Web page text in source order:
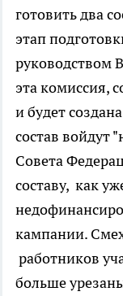
готовить два
этап
руководством
эта комиссия,
и будет
состав войдут
Совета
составу, как
кампании.
работников
больше